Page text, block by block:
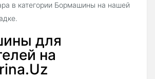
в категории Бормашины на нашей
для
на